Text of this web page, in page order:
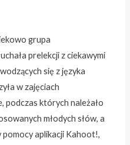
grupa
prelekcji z ciekawymi
się z języka
w zajęciach
których należało
młodych słów, a
pomocy aplikacji Kahoot!,